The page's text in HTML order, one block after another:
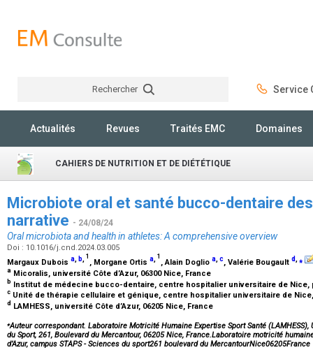
Rechercher Service
Actualités Revues Traités EMC Domaines
CAHIERS DE NUTRITION ET DE DIÉTÉTIQUE
Microbiote oral et santé bucco-dentaire
narrative - 24/08/24
Oral microbiota and health in athletes: A comprehensive overview
Doi : 10.1016/j.cnd.2024.03.005
Margaux Dubois a, b, 1
, Morgane Ortis a, 1
, Alain Doglio a,c, Valérie Bougault d,⁎
a Micoralis, université Côte d’Azur, 06300 Nice, France
b Institut de médecine bucco-dentaire, centre hospitalier universitaire de Nice,
c Unité de thérapie cellulaire et génique, centre hospitalier universitaire de
d LAMHESS, université Côte d’Azur, 06205 Nice, France
⁎Auteur correspondant. Laboratoire Motricité Humaine Expertise Sport Santé (LAMHESS),
du Sport, 261, Boulevard du Mercantour, 06205 Nice, France.Laboratoire motricité
d’Azur, campus STAPS - Sciences du sport261 boulevard du MercantourNice06205France